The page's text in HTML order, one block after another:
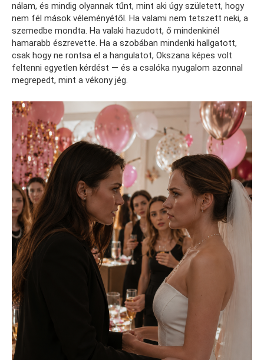
nálam, és mindig olyannak tűnt, mint aki úgy született, hogy
nem fél mások véleményétől. Ha valami nem tetszett neki, a
szemedbe mondta. Ha valaki hazudott, ő mindenkinél
hamarabb észrevette. Ha a szobában mindenki hallgatott,
csak hogy ne rontsa el a hangulatot, Okszana képes volt
feltenni egyetlen kérdést — és a csalóka nyugalom azonnal
megrepedt, mint a vékony jég.